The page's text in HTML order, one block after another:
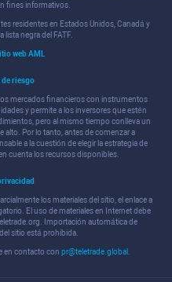
fines informativos.
residentes en Estados Unidos, Canadá y
lista negra del FATF.
web AML
de riesgo
mercados financieros con instrumentos
y permite a los inversores que estén
pero al mismo tiempo conlleva un
alto. Por lo tanto, antes de comenzar a
a la cuestión de elegir la estrategia de
cuenta los recursos disponibles.
los materiales del sitio, el enlace a
El uso de materiales en Internet debe
Importación automática de
sitio está prohibida.
en contacto con pr@teletrade.global